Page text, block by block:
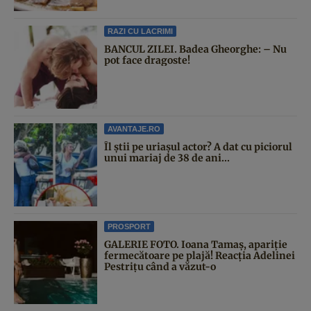
RAZI CU LACRIMI
BANCUL ZILEI. Badea Gheorghe: – Nu
pot face dragoste!
AVANTAJE.RO
Îl știi pe uriașul actor? A dat cu piciorul
unui mariaj de 38 de ani...
PROSPORT
GALERIE FOTO. Ioana Tamaş, apariție
fermecătoare pe plajă! Reacția Adelinei
Pestrițu când a văzut-o